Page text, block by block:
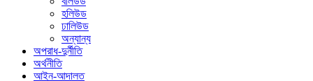
হলিউড
ঢালিউড
অন্যান্য
অপরাধ-দুর্নীতি
অর্থনীতি
আইন-আদালত